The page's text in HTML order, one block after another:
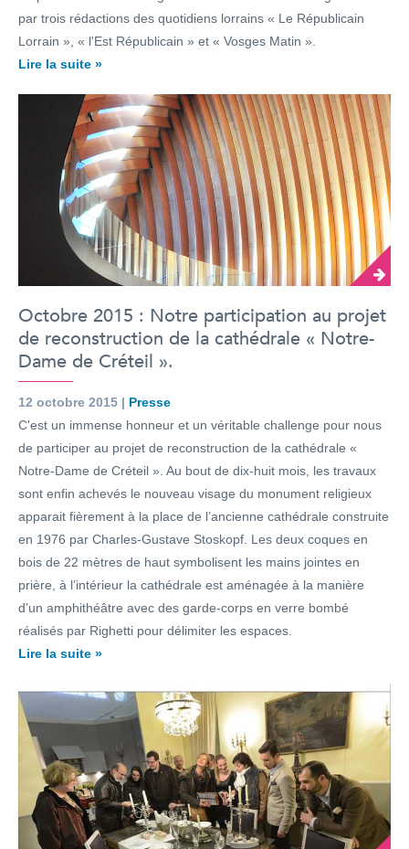
par trois rédactions des quotidiens lorrains « Le Républicain
Lorrain », « l'Est Républicain » et « Vosges Matin ».
Lire la suite »
Octobre 2015 : Notre participation au projet
de reconstruction de la cathédrale « Notre-
Dame de Créteil ».
12 octobre 2015 | Presse
C'est un immense honneur et un véritable challenge pour nous
de participer au projet de reconstruction de la cathédrale «
Notre-Dame de Créteil ». Au bout de dix-huit mois, les travaux
sont enfin achevés le nouveau visage du monument religieux
apparait fièrement à la place de l’ancienne cathédrale construite
en 1976 par Charles-Gustave Stoskopf. Les deux coques en
bois de 22 mètres de haut symbolisent les mains jointes en
prière, à l’intérieur la cathédrale est aménagée à la manière
d’un amphithéâtre avec des garde-corps en verre bombé
réalisés par Righetti pour délimiter les espaces.
Lire la suite »